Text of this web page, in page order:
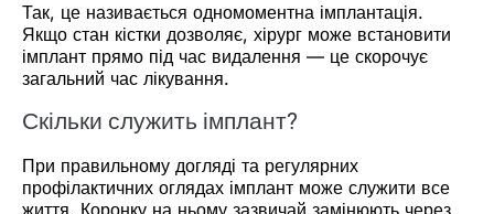
Так, це називається одномоментна імплантація.
Якщо стан кістки дозволяє, хірург може встановити
імплант прямо під час видалення — це скорочує
загальний час лікування.
Скільки служить імплант?
При правильному догляді та регулярних
профілактичних оглядах імплант може служити все
життя. Коронку на ньому зазвичай замінюють через